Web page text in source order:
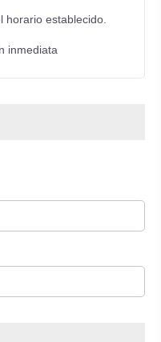
horario establecido.
inmediata